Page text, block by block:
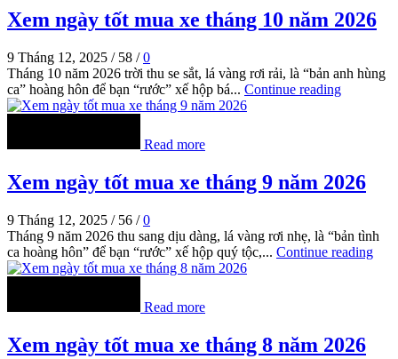
Xem ngày tốt mua xe tháng 10 năm 2026
9 Tháng 12, 2025 / 58 / 0
Tháng 10 năm 2026 trời thu se sắt, lá vàng rơi rải, là “bản anh hùng
ca” hoàng hôn để bạn “rước” xế hộp bá... Continue reading
Read more
Xem ngày tốt mua xe tháng 9 năm 2026
9 Tháng 12, 2025 / 56 / 0
Tháng 9 năm 2026 thu sang dịu dàng, lá vàng rơi nhẹ, là “bản tình
ca hoàng hôn” để bạn “rước” xế hộp quý tộc,... Continue reading
Read more
Xem ngày tốt mua xe tháng 8 năm 2026